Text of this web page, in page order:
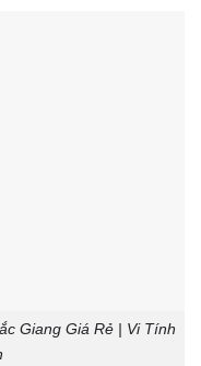
Giang Giá Rẻ | Vi Tính